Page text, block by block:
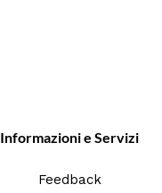
Informazioni e Servizi
Feedback